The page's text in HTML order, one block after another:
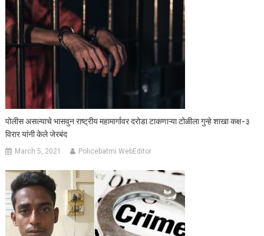
पोलीस असल्याचे भासवुन राष्ट्रीय महामार्गावर दरोडा टाकणाऱ्या टोळीला गुन्हे शाखा कक्ष-३
विरार यांनी केले जेरबंद
March 5, 2021 Policebatmi WebEditor